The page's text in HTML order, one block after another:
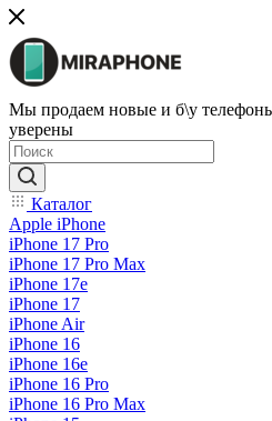
Мы продаем новые и б\у
уверены
Каталог
Apple iPhone
iPhone 17 Pro
iPhone 17 Pro Max
iPhone 17e
iPhone 17
iPhone Air
iPhone 16
iPhone 16e
iPhone 16 Pro
iPhone 16 Pro Max